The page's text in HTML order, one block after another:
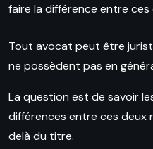
faire la différence entre ces
Tout avocat peut être
ne possèdent pas en
La question est de savoir
différences entre ces deux
delà du titre.